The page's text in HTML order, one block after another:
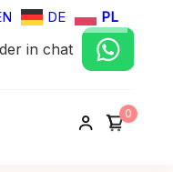
DE PL
in chat
0